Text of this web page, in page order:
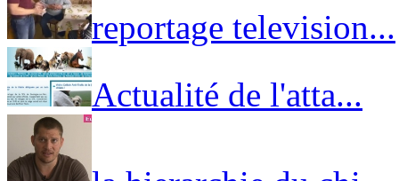
reportage television...
Actualité de l'atta...